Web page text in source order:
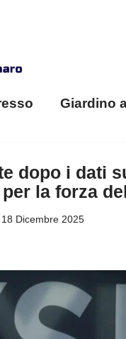
Giardino
dopo i dati
la forza
18 Dicembre 2025